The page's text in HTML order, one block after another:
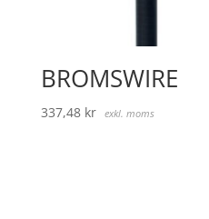
BROMSWIRE
337,48 kr exkl. moms